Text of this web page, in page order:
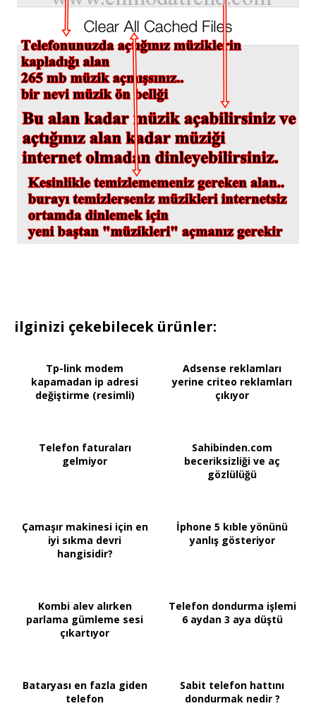
ilginizi çekebilecek ürünler:
Tp-link modem
kapamadan ip adresi
değiştirme (resimli)
Adsense reklamları
yerine criteo reklamları
çıkıyor
Telefon faturaları
gelmiyor
Sahibinden.com
beceriksizliği ve aç
gözlülüğü
Çamaşır makinesi için en
iyi sıkma devri
hangisidir?
İphone 5 kıble yönünü
yanlış gösteriyor
Kombi alev alırken
parlama gümleme sesi
çıkartıyor
Telefon dondurma işlemi
6 aydan 3 aya düştü
Bataryası en fazla giden
telefon
Sabit telefon hattını
dondurmak nedir ?